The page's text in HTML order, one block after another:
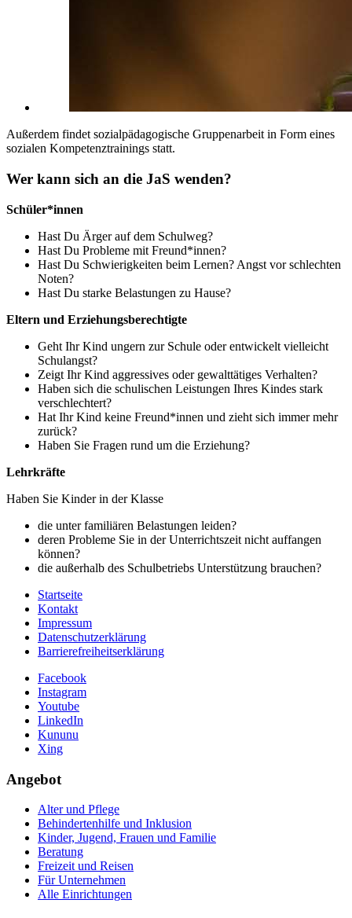
Außerdem findet sozialpädagogische Gruppenarbeit in Form eines
sozialen Kompetenztrainings statt.
Wer kann sich an die JaS wenden?
Schüler*innen
Hast Du Ärger auf dem Schulweg?
Hast Du Probleme mit Freund*innen?
Hast Du Schwierigkeiten beim Lernen? Angst vor schlechten
Noten?
Hast Du starke Belastungen zu Hause?
Eltern und Erziehungsberechtigte
Geht Ihr Kind ungern zur Schule oder entwickelt vielleicht
Schulangst?
Zeigt Ihr Kind aggressives oder gewalttätiges Verhalten?
Haben sich die schulischen Leistungen Ihres Kindes stark
verschlechtert?
Hat Ihr Kind keine Freund*innen und zieht sich immer mehr
zurück?
Haben Sie Fragen rund um die Erziehung?
Lehrkräfte
Haben Sie Kinder in der Klasse
die unter familiären Belastungen leiden?
deren Probleme Sie in der Unterrichtszeit nicht auffangen
können?
die außerhalb des Schulbetriebs Unterstützung brauchen?
Startseite
Kontakt
Impressum
Datenschutzerklärung
Barrierefreiheitserklärung
Facebook
Instagram
Youtube
LinkedIn
Kununu
Xing
Angebot
Alter und Pflege
Behindertenhilfe und Inklusion
Kinder, Jugend, Frauen und Familie
Beratung
Freizeit und Reisen
Für Unternehmen
Alle Einrichtungen